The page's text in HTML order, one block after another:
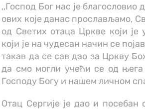
,,Господ Бог нас је
ових које данас прослављамо,
од Светих отаца Цркве који
који је на чудесан начин се
такав да се сав дао за Цркву
да смо могли учећи се од
Господу Богу и нашем личном
Отац Сергије је дао и посебан